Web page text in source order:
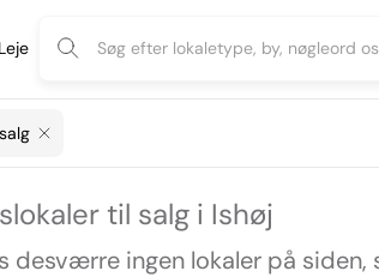
Leje
til salg i Ishøj
desværre ingen lokaler på